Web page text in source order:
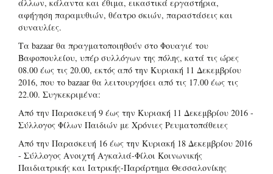
άλλων, κάλαντα και έθιμα, εικαστικά εργαστήρια,
αφήγηση παραμυθιών, θέατρο σκιών, παραστάσεις και
συναυλίες.
Τα bazaar θα πραγματοποιηθούν στο Φουαγιέ του
Βαφοπουλείου, υπέρ συλλόγων της πόλης, κατά τις ώρες
08.00 έως τις 20.00, εκτός από την Κυριακή 11 Δεκεμβρίου
2016, που το bazaar θα λειτουργήσει από τις 17.00 έως τις
22.00. Συγκεκριμένα:
Από την Παρασκευή 9 έως την Κυριακή 11 Δεκεμβρίου 2016 -
Σύλλογος Φίλων Παιδιών με Χρόνιες Ρευματοπάθειες
Από την Παρασκευή 16 έως την Κυριακή 18 Δεκεμβρίου 2016
- Σύλλογος Ανοιχτή Αγκαλιά-Φίλοι Κοινωνικής
Παιδιατρικής και Ιατρικής-Παράρτημα Θεσσαλονίκης